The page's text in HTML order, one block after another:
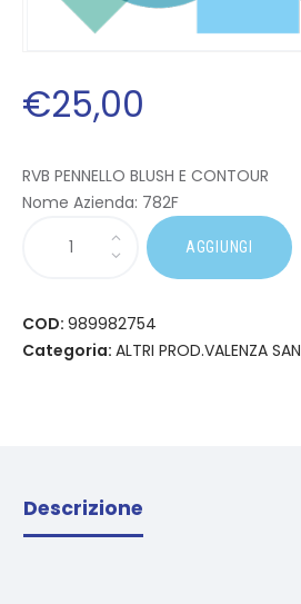
€25,00
RVB PENNELLO BLUSH E CONTOUR
Nome Azienda: 782F
AGGIUNGI
COD: 989982754
Categoria: ALTRI PROD.VALENZA
Descrizione